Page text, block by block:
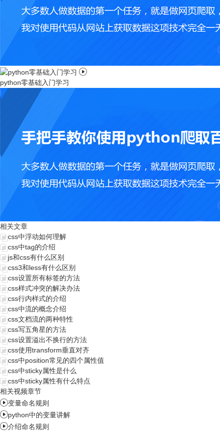

python零基础入门学习
相关文章
css中浮动如何理解
css中tag的介绍
js和css有什么区别
css3和less有什么区别
css设置所有标签的方法
css样式冲突的解决办法
css行内样式的介绍
css中流的概念介绍
css文档流的两种特性
css写五角星的方法
css设置溢出不换行的方法
css使用transform垂直对齐
css中position常见的四个属性值
css中sticky属性是什么
css中sticky属性有什么特点
相关视频章节
变量命名规则
python中的变量讲解
介绍命名规则